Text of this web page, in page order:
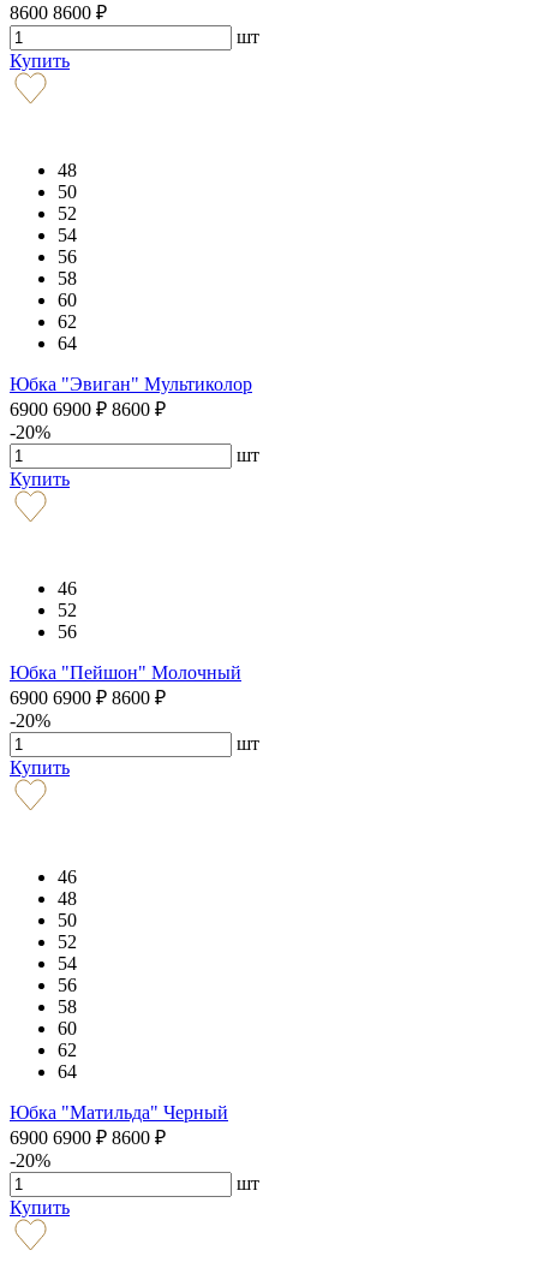
8600 8600 ₽
шт
Купить
48
50
52
54
56
58
60
62
64
Юбка "Эвиган" Мультиколор
6900 6900 ₽ 8600 ₽
-20%
шт
Купить
46
52
56
Юбка "Пейшон" Молочный
6900 6900 ₽ 8600 ₽
-20%
шт
Купить
46
48
50
52
54
56
58
60
62
64
Юбка "Матильда" Черный
6900 6900 ₽ 8600 ₽
-20%
шт
Купить